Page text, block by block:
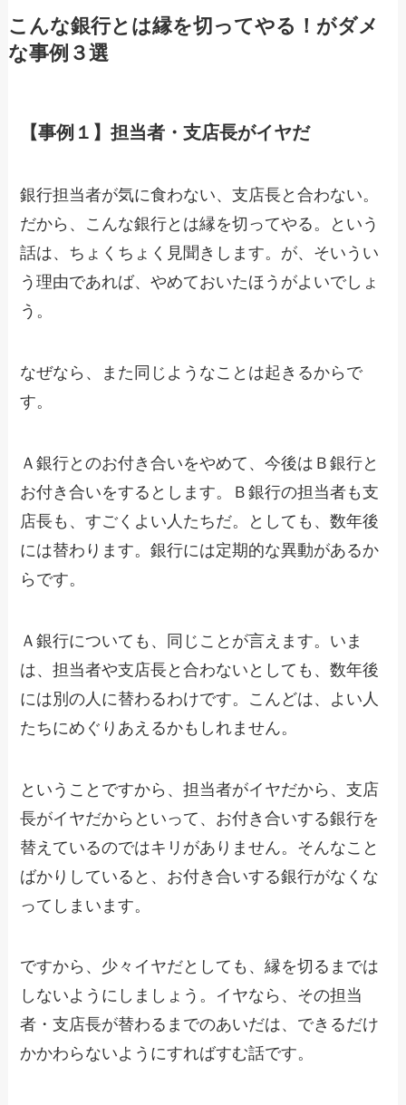
こんな銀行とは縁を切ってやる！がダメ
な事例３選
【事例１】担当者・支店長がイヤだ
銀行担当者が気に食わない、支店長と合わない。
だから、こんな銀行とは縁を切ってやる。という
話は、ちょくちょく見聞きします。が、そいうい
う理由であれば、やめておいたほうがよいでしょ
う。
なぜなら、また同じようなことは起きるからで
す。
Ａ銀行とのお付き合いをやめて、今後はＢ銀行と
お付き合いをするとします。Ｂ銀行の担当者も支
店長も、すごくよい人たちだ。としても、数年後
には替わります。銀行には定期的な異動があるか
らです。
Ａ銀行についても、同じことが言えます。いま
は、担当者や支店長と合わないとしても、数年後
には別の人に替わるわけです。こんどは、よい人
たちにめぐりあえるかもしれません。
ということですから、担当者がイヤだから、支店
長がイヤだからといって、お付き合いする銀行を
替えているのではキリがありません。そんなこと
ばかりしていると、お付き合いする銀行がなくな
ってしまいます。
ですから、少々イヤだとしても、縁を切るまでは
しないようにしましょう。イヤなら、その担当
者・支店長が替わるまでのあいだは、できるだけ
かかわらないようにすればすむ話です。